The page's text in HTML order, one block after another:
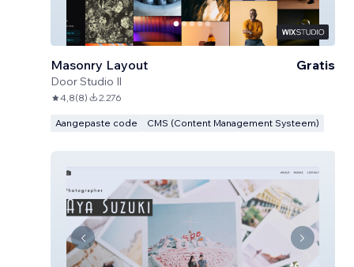
Masonry Layout
DoorStudio Il
Gratis
4,8(8) 2.276
Aangepaste code CMS (Content Management Systeem)